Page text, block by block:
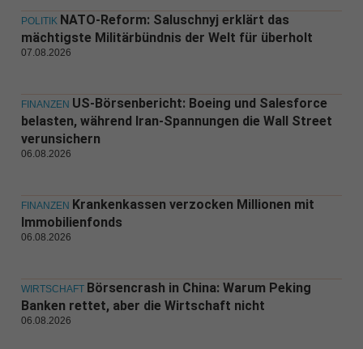
POLITIK NATO-Reform: Saluschnyj erklärt das
mächtigste Militärbündnis der Welt für überholt
07.08.2026
FINANZEN US-Börsenbericht: Boeing und Salesforce
belasten, während Iran-Spannungen die Wall Street
verunsichern
06.08.2026
FINANZEN Krankenkassen verzocken Millionen mit
Immobilienfonds
06.08.2026
WIRTSCHAFT Börsencrash in China: Warum Peking
Banken rettet, aber die Wirtschaft nicht
06.08.2026